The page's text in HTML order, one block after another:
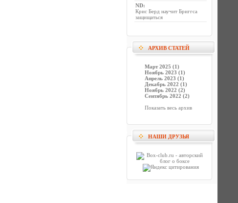
ND:
Крис Берд научит Бриггса
защищаться
АРХИВ СТАТЕЙ
Март 2025 (1)
Ноябрь 2023 (1)
Апрель 2023 (1)
Декабрь 2022 (1)
Ноябрь 2022 (2)
Сентябрь 2022 (2)
Показать весь архив
НАШИ ДРУЗЬЯ